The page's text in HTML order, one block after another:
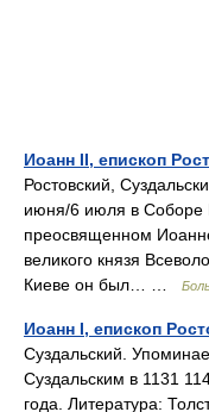
Иоанн II, епископ
Ростовский,
июня/6 июля в Соборе
преосвященном
великого князя
Киеве он был… …
Иоанн I, епископ
Суздальский.
Суздальским в 1131
года. Литература: